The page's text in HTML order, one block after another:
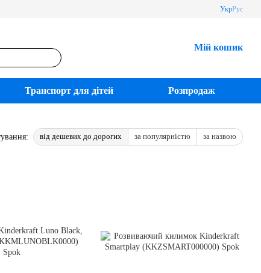
УкрРус
Мій кошик
Транспорт для дітей Розпродаж
від дешевих до дорогих за популярністю за назвою